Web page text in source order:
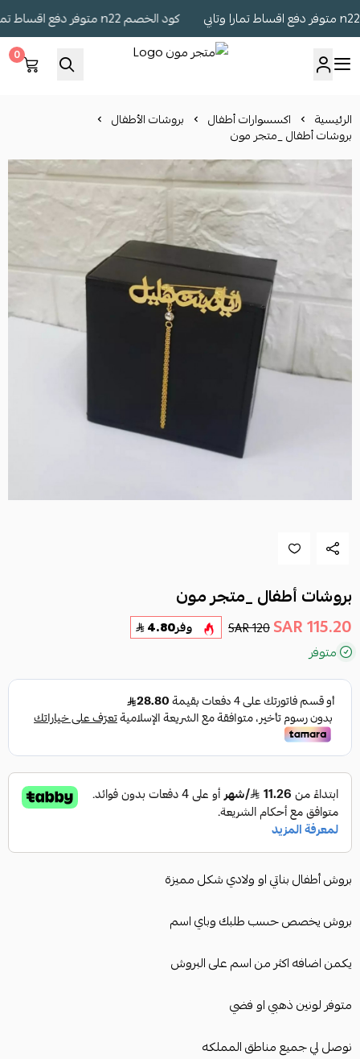
كود الخصم n22 متوفر دفع اقساط تمارا وتابي
0
الرئيسية اكسسوارات أطفال بروشات الأطفال
بروشات أطفال _متجر مون
بروشات أطفال _متجر مون
115.20 SAR
120 SAR وفر4.80
متوفر
بروش أطفال بناتي او ولادي شكل مميزة
بروش يخصص حسب طلبك وباي اسم
يكمن اضافه اكثر من اسم على البروش
متوفر لونين ذهبي او فضي
نوصل لي جميع مناطق المملكه